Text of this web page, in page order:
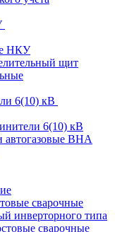
НКУ
щит
6(10) кВ
6(10) кВ
автогазовые ВНА
сварочные
инверторного типа
сварочные